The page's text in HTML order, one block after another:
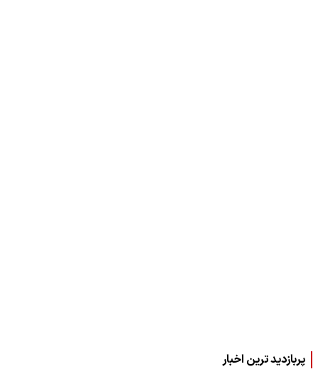
پربازدید ترین اخبار